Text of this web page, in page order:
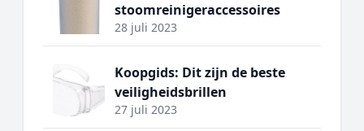
stoomreinigeraccessoires
28 juli 2023
Koopgids: Dit zijn de beste
veiligheidsbrillen
27 juli 2023